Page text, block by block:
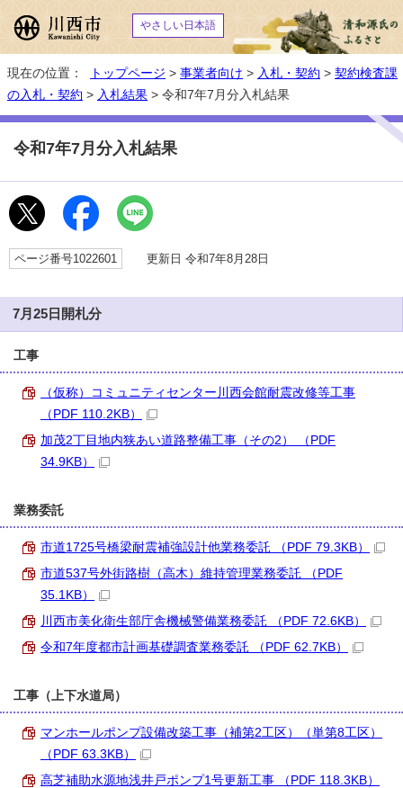
やさしい日本語
現在の位置： トップページ > 事業者向け > 入札・契約 > 契約検査課
の入札・契約 > 入札結果 > 令和7年7月分入札結果
令和7年7月分入札結果
ページ番号1022601 更新日 令和7年8月28日
7月25日開札分
工事
（仮称）コミュニティセンター川西会館耐震改修等工事
（PDF 110.2KB）
加茂2丁目地内狭あい道路整備工事（その2） （PDF
34.9KB）
業務委託
市道1725号橋梁耐震補強設計他業務委託 （PDF 79.3KB）
市道537号外街路樹（高木）維持管理業務委託 （PDF
35.1KB）
川西市美化衛生部庁舎機械警備業務委託 （PDF 72.6KB）
令和7年度都市計画基礎調査業務委託 （PDF 62.7KB）
工事（上下水道局）
マンホールポンプ設備改築工事（補第2工区）（単第8工区）
（PDF 63.3KB）
高芝補助水源地浅井戸ポンプ1号更新工事 （PDF 118.3KB）